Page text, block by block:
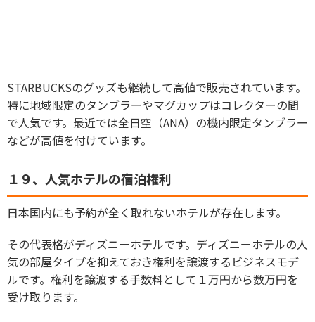
STARBUCKSのグッズも継続して高値で販売されています。
特に地域限定のタンブラーやマグカップはコレクターの間
で人気です。最近では全日空（ANA）の機内限定タンブラー
などが高値を付けています。
１９、人気ホテルの宿泊権利
日本国内にも予約が全く取れないホテルが存在します。
その代表格がディズニーホテルです。ディズニーホテルの人
気の部屋タイプを抑えておき権利を譲渡するビジネスモデ
ルです。権利を譲渡する手数料として１万円から数万円を
受け取ります。